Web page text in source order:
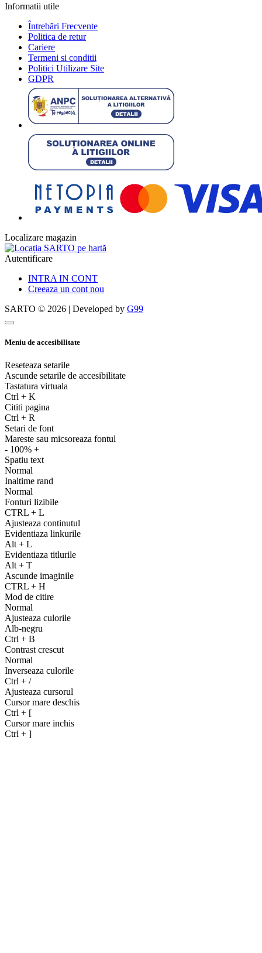
Informatii utile
Întrebări Frecvente
Politica de retur
Cariere
Termeni si conditii
Politici Utilizare Site
GDPR
Localizare magazin
Autentificare
INTRA IN CONT
Creeaza un cont nou
SARTO © 2026 | Developed by G99
Meniu de accesibilitate
Reseteaza setarile
Ascunde setarile de accesibilitate
Tastatura virtuala
Ctrl + K
Cititi pagina
Ctrl + R
Setari de font
Mareste sau micsoreaza fontul
- 100% +
Spatiu text
Normal
Inaltime rand
Normal
Fonturi lizibile
CTRL + L
Ajusteaza continutul
Evidentiaza linkurile
Alt + L
Evidentiaza titlurile
Alt + T
Ascunde imaginile
CTRL + H
Mod de citire
Normal
Ajusteaza culorile
Alb-negru
Ctrl + B
Contrast crescut
Normal
Inverseaza culorile
Ctrl + /
Ajusteaza cursorul
Cursor mare deschis
Ctrl + [
Cursor mare inchis
Ctrl + ]